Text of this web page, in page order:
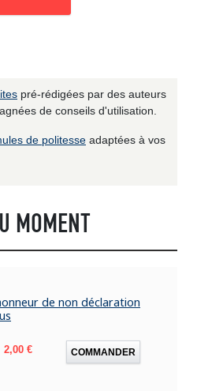
pré-rédigées par des auteurs
de conseils d'utilisation.
de politesse adaptées à vos
MOMENT
de non déclaration
Prix
2,00 € COMMANDER